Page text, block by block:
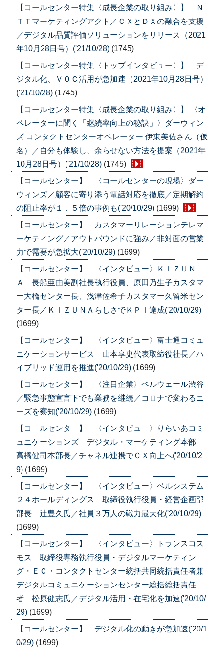
【コールセンター特集〈成長企業の取り組み〉】 Ｎ
ＴＴマーケティングアクト／ＣＸとＤＸの融合を支援
／デジタル品質評価ソリューションをリリース（2021
年10月28日号）('21/10/28) (1745)
【コールセンター特集〈トップインタビュー〉】 デ
ジタル化、ＶＯＣ活用が急加速（2021年10月28日号）
('21/10/28) (1745)
【コールセンター特集〈成長企業の取り組み〉】 〈オ
ペレーターに聞く「継続率向上の秘訣」〉ダーウィン
ズ コンタクトセンターオペレーター 伊東美佐さん（仮
名）／自分も体験し、余らせない方法を提案（2021年
10月28日号）('21/10/28) (1745)
【コールセンター】 〈コールセンターの現場〉ダー
ウィンズ／顧客に寄り添う電話対応を徹底／定期解約
の阻止率が１．５倍の事例も('20/10/29) (1699)
【コールセンター】 カスタマーリレーションテレマ
ーケティング／アウトバウンドに強み／非対面の営業
力で需要が急拡大('20/10/29) (1699)
【コールセンター】 〈インタビュー〉ＫＩＺＵＮ
Ａ 長船亜由美副社長執行役員、原田乃生子カスタマ
ー大橋センター長、浅津佐希子カスタマー久留米セン
ター長／ＫＩＺＵＮＡらしさでＫＰＩ達成('20/10/29)
(1699)
【コールセンター】 〈インタビュー〉富士通コミュ
ニケーションサービス 山本享史代表取締役社長／ハ
イブリッド運用を推進('20/10/29) (1699)
【コールセンター】 〈注目企業〉ベルウェール渋谷
／緊急事態宣言下でも業務を継続／コロナで変わるニ
ーズを察知('20/10/29) (1699)
【コールセンター】 〈インタビュー〉りらいあコミ
ュニケーションズ デジタル・マーケティング本部
高橋健司本部長／チャネル連携でＣＸ向上へ('20/10/2
9) (1699)
【コールセンター】 〈インタビュー〉ベルシステム
２４ホールディングス 取締役執行役員・経営企画部
部長 辻豊久氏／社員３万人の戦力最大化('20/10/29)
(1699)
【コールセンター】 〈インタビュー〉トランスコス
モス 取締役専務執行役員・デジタルマーケティン
グ・ＥＣ・コンタクトセンター統括共同統括責任者兼
デジタルコミュニケーションセンター総括総括責任
者 松原健志氏／デジタル活用・在宅化を加速('20/10/
29) (1699)
【コールセンター】 デジタル化の動きが急加速('20/1
0/29) (1699)